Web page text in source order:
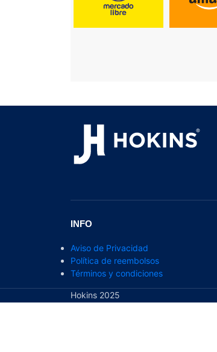
INFO
Aviso de Privacidad
Política de reembolsos
Términos y condiciones
Hokins 2025